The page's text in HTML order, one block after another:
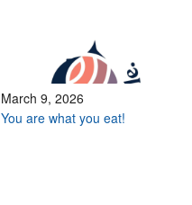
March 9, 2026
You are what you eat!